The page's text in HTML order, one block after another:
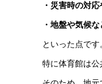
・災害時の対
・地盤や気候
といった点です
特に体育館は公